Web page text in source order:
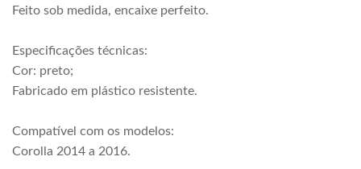
Feito sob medida, encaixe perfeito.
Especificações técnicas:
Cor: preto;
Fabricado em plástico resistente.
Compatível com os modelos:
Corolla 2014 a 2016.